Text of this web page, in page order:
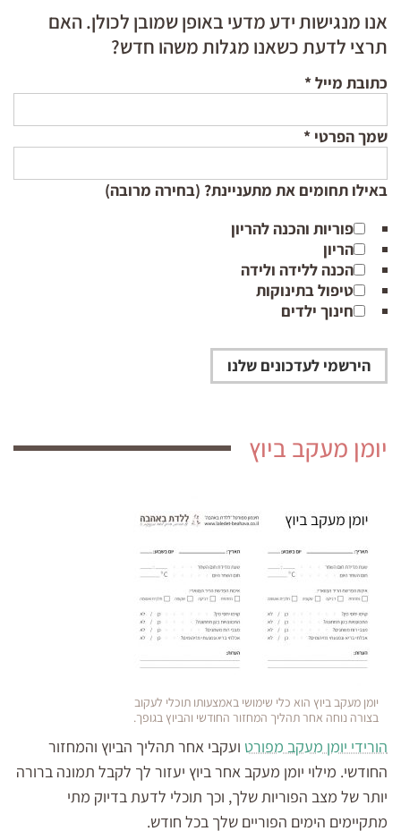
אנו מנגישות ידע מדעי באופן שמובן לכולן. האם
תרצי לדעת כשאנו מגלות משהו חדש?
כתובת מייל*
שמך הפרטי *
באילו תחומים את מתעניינת? (בחירה מרובה)
פוריות והכנה להריון
הריון
הכנה ללידה ולידה
טיפול בתינוקות
חינוך ילדים
יומן מעקב ביוץ
יומן מעקב ביוץ הוא כלי שימושי באמצעותו תוכלי לעקוב
בצורה נוחה אחר תהליך המחזור החודשי והביוץ בגופך.
הורידי יומן מעקב מפורט ועקבי אחר תהליך הביוץ והמחזור
החודשי. מילוי יומן מעקב אחר ביוץ יעזור לך לקבל תמונה ברורה
יותר של מצב הפוריות שלך, וכך תוכלי לדעת בדיוק מתי
מתקיימים הימים הפוריים שלך בכל חודש.